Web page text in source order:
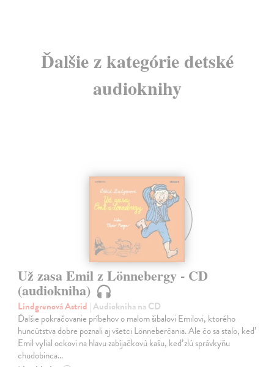
Ďalšie z kategórie detské
audioknihy
Už zasa Emil z Lönnebergy - CD
(audiokniha)
Lindgrenová Astrid | Audiokniha na CD
Ďalšie pokračovanie príbehov o malom šibalovi Emilovi, ktorého
huncútstva dobre poznali aj všetci Lönneberčania. Ale čo sa stalo, keď
Emil vylial ockovi na hlavu zabíjačkovú kašu, keď zlú správkyňu
chudobinca…